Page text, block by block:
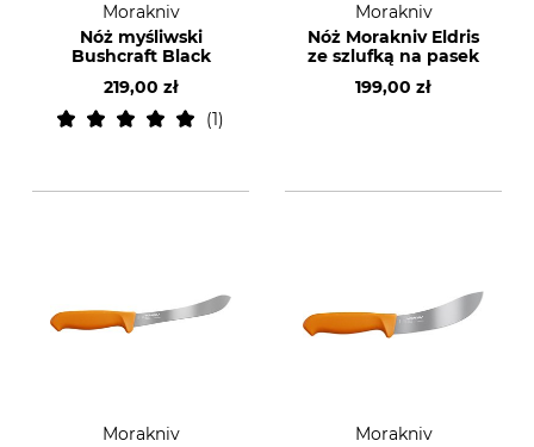
Morakniv
Nóż myśliwski
Bushcraft Black
219,00 zł
1
Morakniv
Nóż Morakniv Eldris
ze szlufką na pasek
199,00 zł
Morakniv
Morakniv